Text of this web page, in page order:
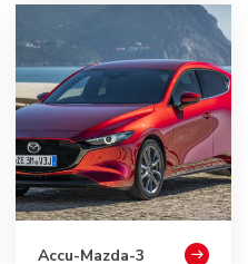
Accu-Mazda-3